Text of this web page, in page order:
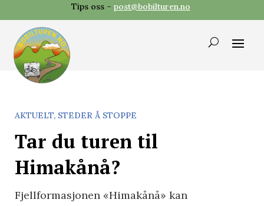
Tips oss – post@bobilturen.no
AKTUELT, STEDER Å STOPPE
Tar du turen til
Himakånå?
Fjellformasjonen «Himakånå» kan